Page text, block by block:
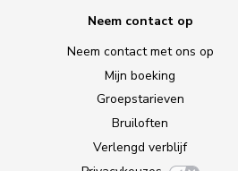
Neem contact op
Neem contact met ons op
Mijn boeking
Groepstarieven
Bruiloften
Verlengd verblijf